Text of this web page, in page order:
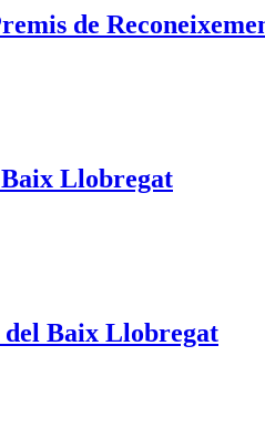
de
Llobregat
del Baix Llobregat